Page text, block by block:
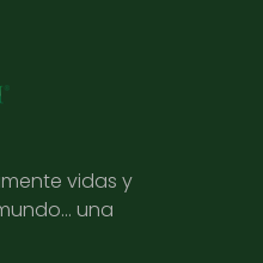
vidas y
una